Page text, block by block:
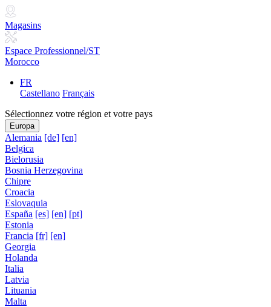
Magasins
Espace Professionnel/ST
Morocco
FR
Castellano Français
Sélectionnez votre région et votre pays
Europa
Alemania [de] [en]
Belgica
Bielorusia
Bosnia Herzegovina
Chipre
Croacia
Eslovaquia
España [es] [en] [pt]
Estonia
Francia [fr] [en]
Georgia
Holanda
Italia
Latvia
Lituania
Malta